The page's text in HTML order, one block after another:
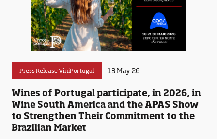
Press Release ViniPortugal 13 May 26
Wines of Portugal participate, in 2026, in
Wine South America and the APAS Show
to Strengthen Their Commitment to the
Brazilian Market